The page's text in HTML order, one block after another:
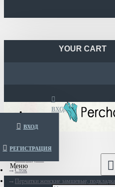
YOUR CART
ВХОД
ВХОД
РЕГИСТРАЦИЯ
Сток
Перчатки женские замшевые,